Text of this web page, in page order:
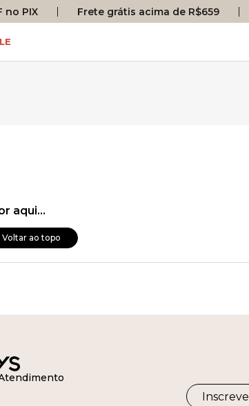
no PIX Frete grátis acima de R$659
aqui...
Voltar ao topo